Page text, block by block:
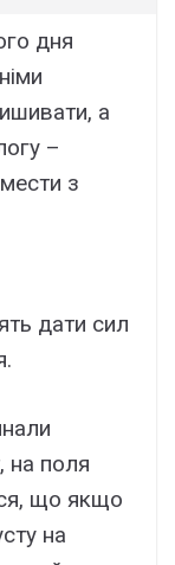
дня
а
–
з
дати сил
на поля
що якщо
на